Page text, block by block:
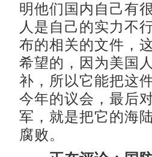
明他们国内自己有
人是自己的实力不
布的相关的文件，
希望的，因为美国
补，所以它能把这
今年的议会，最后
军，就是把它的海
腐败。